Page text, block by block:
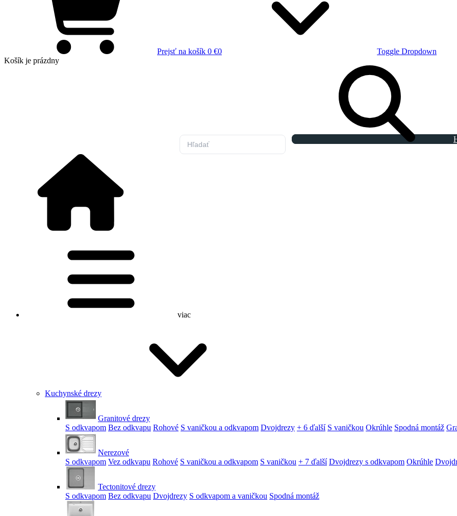
Prejsť na košík 0 €0
Toggle Dropdown
Košík je prázdny
viac
Kuchynské drezy
Granitové drezy
S odkvapom Bez odkvapu Rohové S vaničkou a odkvapom Dvojdrezy + 6 ďalší S vaničkou Okrúhle Spodná montáž
Nerezové
S odkvapom Vez odkvapu Rohové S vaničkou a odkvapom S vaničkou + 7 ďalší Dvojdrezy s odkvapom Okrúhle
Tectonitové drezy
S odkvapom Bez odkvapu Dvojdrezy S odkvapom a vaničkou Spodná montáž